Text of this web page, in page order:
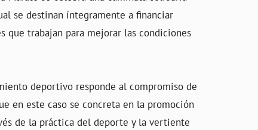
se destinan íntegramente a financiar
que trabajan para mejorar las condiciones
deportivo responde al compromiso de
en este caso se concreta en la promoción
de la práctica del deporte y la vertiente